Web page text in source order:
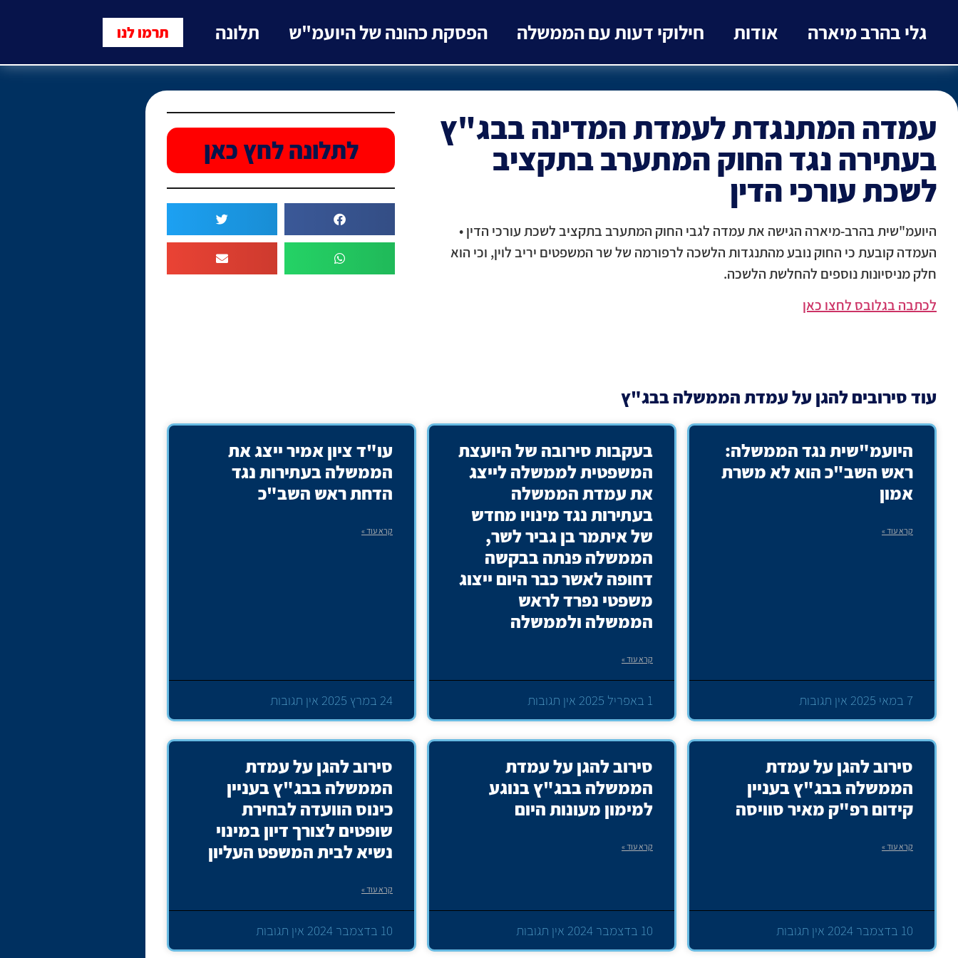
גלי בהרב מיארה אודות חילוקי דעות עם הממשלה הפסקת כהונה של היועמ"ש תלונה תרמו לנו
עמדה המתנגדת לעמדת המדינה בבג"ץ
בעתירה נגד החוק המתערב בתקציב
לשכת עורכי הדין
היועמ"שית בהרב-מיארה הגישה את עמדה לגבי החוק המתערב בתקציב לשכת עורכי הדין •
העמדה קובעת כי החוק נובע מהתנגדות הלשכה לרפורמה של שר המשפטים יריב לוין, וכי הוא
חלק מניסיונות נוספים להחלשת הלשכה.
לכתבה בגלובס לחצו כאן
לתלונה לחץ כאן
עודסירובים להגן על עמדת הממשלה בבג"ץ
היועמ"שית נגד הממשלה:
ראש השב"כ הוא לא משרת
אמון
קרא עוד »
7 במאי 2025 אין תגובות
בעקבות סירובה של היועצת
המשפטית לממשלה לייצג
את עמדת הממשלה
בעתירות נגד מינויו מחדש
של איתמר בן גביר לשר,
הממשלה פנתה בבקשה
דחופה לאשר כבר היום ייצוג
משפטי נפרד לראש
הממשלה ולממשלה
קרא עוד »
1 באפריל 2025 אין תגובות
עו"ד ציון אמיר ייצג את
הממשלה בעתירות נגד
הדחת ראש השב"כ
קרא עוד »
24 במרץ 2025 אין תגובות
סירוב להגן על עמדת
הממשלה בבג"ץ בעניין
קידום רפ"ק מאיר סוויסה
קרא עוד »
10 בדצמבר 2024 אין תגובות
סירוב להגן על עמדת
הממשלה בבג"ץ בנוגע
למימון מעונות היום
קרא עוד »
10 בדצמבר 2024 אין תגובות
סירוב להגן על עמדת
הממשלה בבג"ץ בעניין
כינוס הוועדה לבחירת
שופטים לצורך דיון במינוי
נשיא לבית המשפט העליון
קרא עוד »
10 בדצמבר 2024 אין תגובות